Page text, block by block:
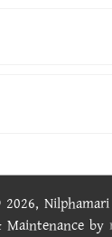
Nilphamari
Maintenance by